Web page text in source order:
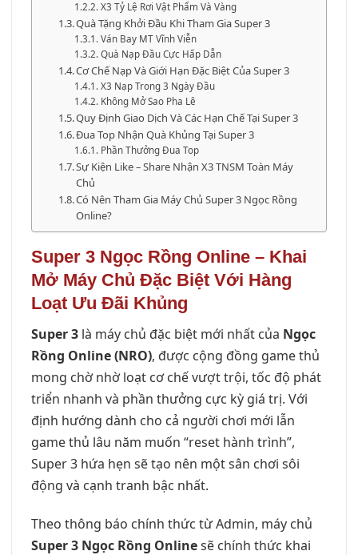
X3 Tỷ Lệ Rơi Vật Phẩm Và Vàng
Quà Tặng Khởi Đầu Khi Tham Gia Super 3
Ván Bay MT Vĩnh Viễn
Quà Nạp Đầu Cực Hấp Dẫn
Cơ Chế Nạp Và Giới Hạn Đặc Biệt Của Super 3
X3 Nạp Trong 3 Ngày Đầu
Không Mở Sao Pha Lê
Quy Định Giao Dịch Và Các Hạn Chế Tại Super 3
Đua Top Nhận Quà Khủng Tại Super 3
Phần Thưởng Đua Top
Sự Kiện Like – Share Nhận X3 TNSM Toàn Máy
Chủ
Có Nên Tham Gia Máy Chủ Super 3 Ngọc Rồng
Online?
Super 3 Ngọc Rồng Online – Khai
Mở Máy Chủ Đặc Biệt Với Hàng
Loạt Ưu Đãi Khủng
Super 3 là máy chủ đặc biệt mới nhất của Ngọc
Rồng Online (NRO), được cộng đồng game thủ
mong chờ nhờ loạt cơ chế vượt trội, tốc độ phát
triển nhanh và phần thưởng cực kỳ giá trị. Với
định hướng dành cho cả người chơi mới lẫn
game thủ lâu năm muốn “reset hành trình”,
Super 3 hứa hẹn sẽ tạo nên một sân chơi sôi
động và cạnh tranh bậc nhất.
Theo thông báo chính thức từ Admin, máy chủ
Super 3 Ngọc Rồng Onlinesẽ chính thức khai